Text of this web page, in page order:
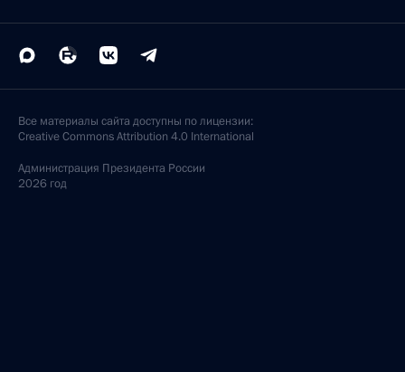
Все материалы сайта доступны по лицензии:
Creative Commons Attribution 4.0 International
Администрация Президента России
2026 год